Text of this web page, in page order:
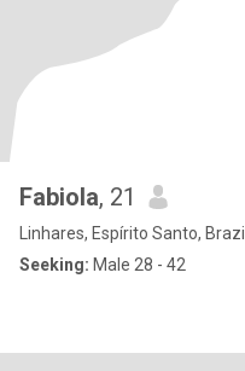
Fabiola, 21
Linhares, Espírito Santo, Brazil
Seeking: Male 28 - 42